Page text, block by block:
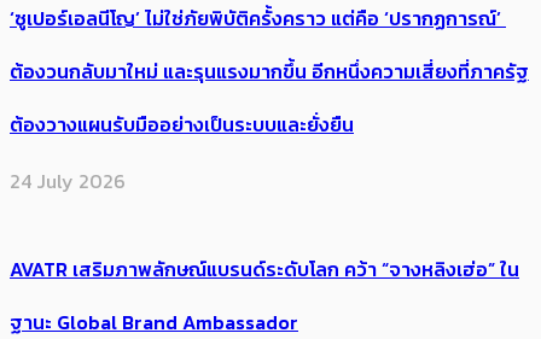
‘ซูเปอร์เอลนีโญ’ ไม่ใช่ภัยพิบัติครั้งคราว แต่คือ ‘ปรากฏการณ์’ ​
ต้อง​วนกลับมาใหม่ และรุนแรงมากขึ้น อีกหนึ่งความเสี่ยงที่ภาครัฐ
ต้องวางแผนรับมืออย่างเป็นระบบและยั่งยืน
24 July 2026
AVATR เสริมภาพลักษณ์แบรนด์ระดับโลก คว้า “จางหลิงเฮ่อ” ใน
ฐานะ Global Brand Ambassador